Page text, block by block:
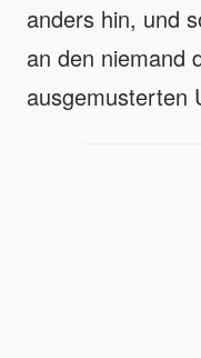
anders hin, und
an den niemand
ausgemusterten